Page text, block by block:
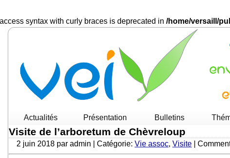
syntax with curly braces is deprecated in /home/versaill/
Actualités Présentation Bulletins
Visite de l’arboretum de Chèvreloup
2 juin 2018 par admin | Catégorie: Vie assoc, Visite